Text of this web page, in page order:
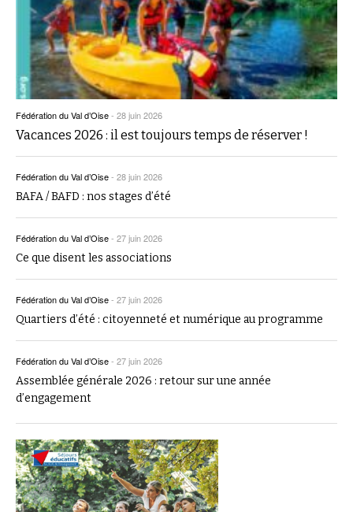
Fédération du Val d’Oise- 28 juin 2026
Vacances 2026 : il est toujours temps de réserver !
Fédération du Val d’Oise- 28 juin 2026
BAFA / BAFD : nos stages d’été
Fédération du Val d’Oise- 27 juin 2026
Ce que disent les associations
Fédération du Val d’Oise- 27 juin 2026
Quartiers d’été : citoyenneté et numérique au programme
Fédération du Val d’Oise- 27 juin 2026
Assemblée générale 2026 : retour sur une année
d’engagement